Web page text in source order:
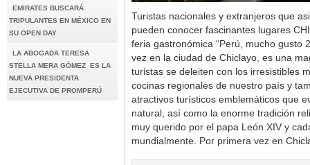
EMIRATES BUSCARÁ
TRIPULANTES EN MÉXICO EN
SU OPEN DAY
LA ABOGADA TERESA
STELLA MERA GÓMEZ ES LA
NUEVA PRESIDENTA
EJECUTIVA DE PROMPERÚ
Turistas nacionales y extranjeros que
pueden conocer fascinantes lugares
feria gastronómica “Perú, mucho gusto
vez en la ciudad de Chiclayo, es una
turistas se deleiten con los irresistibles
cocinas regionales de nuestro país y
atractivos turísticos emblemáticos que
natural, así como la enorme tradición
muy querido por el papa León XIV y
mundialmente. Por primera vez en